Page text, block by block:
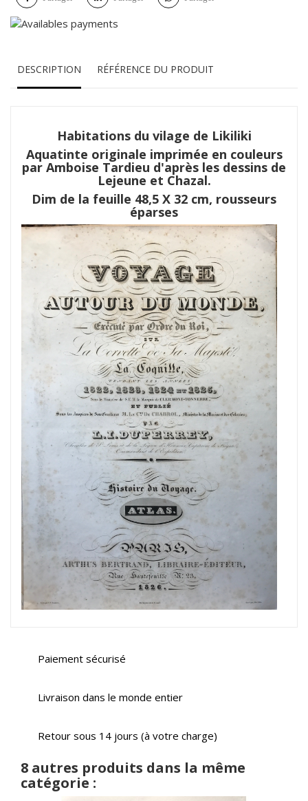
DESCRIPTION RÉFÉRENCE DU PRODUIT
Habitations du vilage de Likiliki
Aquatinte originale imprimée en couleurs
par Amboise Tardieu d'après les dessins de
Lejeune et Chazal.
Dim de la feuille 48,5 X 32 cm, rousseurs
éparses
Paiement sécurisé
Livraison dans le monde entier
Retour sous 14 jours (à votre charge)
8 autres produits dans la même
catégorie :